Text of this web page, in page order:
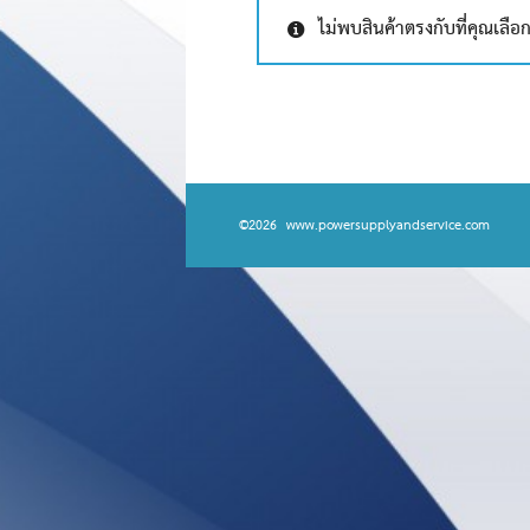
ไม่พบสินค้าตรงกับที่คุณเลือก
©2026 www.powersupplyandservice.com